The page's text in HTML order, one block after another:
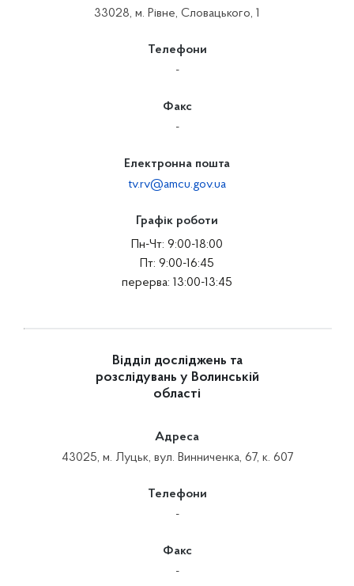
33028, м. Рівне, Словацького, 1
Телефони
-
Факс
-
Електронна пошта
tv.rv@amcu.gov.ua
Графік роботи
Пн-Чт: 9:00-18:00
Пт: 9:00-16:45
перерва: 13:00-13:45
Відділ досліджень та
розслідувань у Волинській
області
Адреса
43025, м. Луцьк, вул. Винниченка, 67, к. 607
Телефони
-
Факс
-